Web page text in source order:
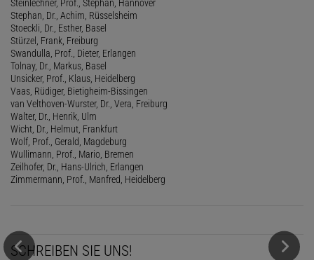
Steinlechner, Prof., Stephan, Hannover
Stephan, Dr., Achim, Rüsselsheim
Stoeckli, Dr., Esther, Basel
Stürzel, Frank, Freiburg
Swandulla, Prof., Dieter, Erlangen
Tolnay, Dr., Markus, Basel
Unsicker, Prof., Klaus, Heidelberg
Vaas, Rüdiger, Bietigheim-Bissingen
van Velthoven-Wurster, Dr., Vera, Freiburg
Walter, Dr., Henrik, Ulm
Wicht, Dr., Helmut, Frankfurt
Wolf, Prof., Gerald, Magdeburg
Wullimann, Prof., Mario, Bremen
Zeilhofer, Dr., Hans-Ulrich, Erlangen
Zimmermann, Prof., Manfred, Heidelberg
SCHREIBEN SIE UNS!